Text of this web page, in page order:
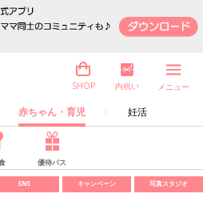
赤ちゃん・育児 妊活
SHOP 内祝い メニュー
優待パス
SNS キャンペーン 写真スタジオ